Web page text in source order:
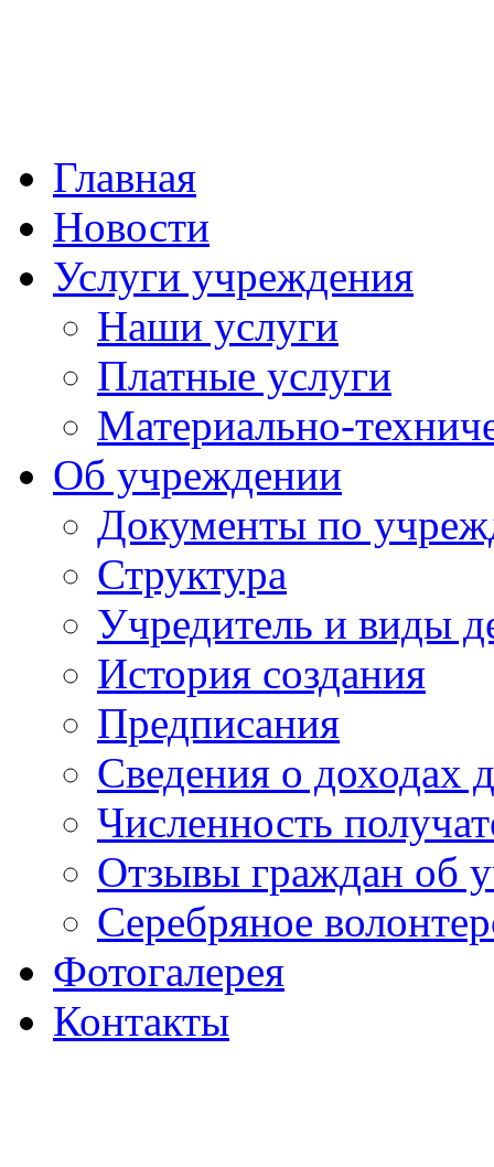
Главная
Новости
Услуги учреждения
Наши услуги
Платные услуги
Материально-
Об учреждении
Документы по
Структура
Учредитель и виды
История создания
Предписания
Сведения о доходах
Численность
Отзывы граждан об
Серебряное
Фотогалерея
Контакты